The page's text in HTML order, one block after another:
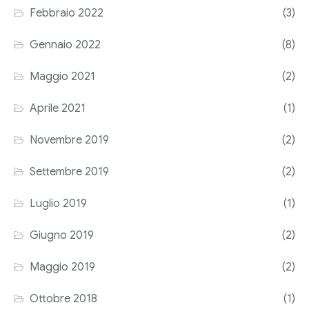
Febbraio 2022 (3)
Gennaio 2022 (8)
Maggio 2021 (2)
Aprile 2021 (1)
Novembre 2019 (2)
Settembre 2019 (2)
Luglio 2019 (1)
Giugno 2019 (2)
Maggio 2019 (2)
Ottobre 2018 (1)